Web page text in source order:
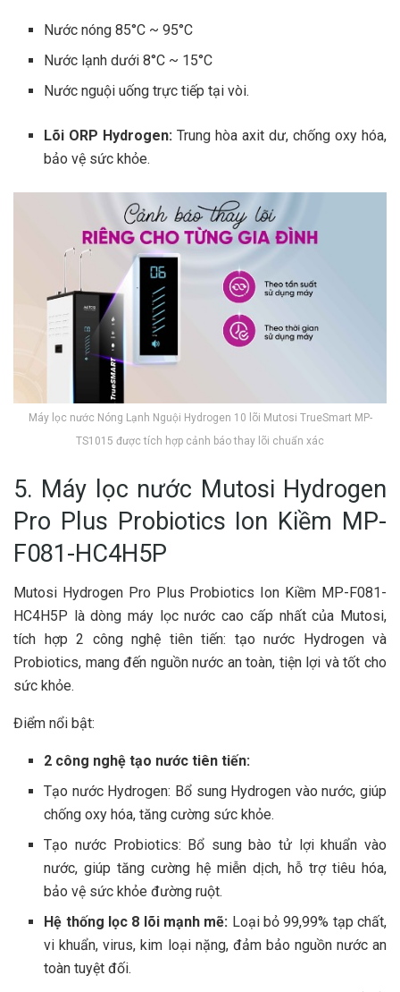
Nước nóng 85°C ~ 95°C
Nước lạnh dưới 8°C ~ 15°C
Nước nguội uống trực tiếp tại vòi.
Lõi ORP Hydrogen: Trung hòa axit dư, chống oxy hóa,
bảo vệ sức khỏe.
Máy lọc nước Nóng Lạnh Nguội Hydrogen 10 lõi Mutosi TrueSmart MP-
TS1015 được tích hợp cảnh báo thay lõi chuẩn xác
5. Máy lọc nước Mutosi Hydrogen
Pro Plus Probiotics Ion Kiềm MP-
F081-HC4H5P
Mutosi Hydrogen Pro Plus Probiotics Ion Kiềm MP-F081-
HC4H5P là dòng máy lọc nước cao cấp nhất của Mutosi,
tích hợp 2 công nghệ tiên tiến: tạo nước Hydrogen và
Probiotics, mang đến nguồn nước an toàn, tiện lợi và tốt cho
sức khỏe.
Điểm nổi bật:
2 công nghệ tạo nước tiên tiến:
Tạo nước Hydrogen: Bổ sung Hydrogen vào nước, giúp
chống oxy hóa, tăng cường sức khỏe.
Tạo nước Probiotics: Bổ sung bào tử lợi khuẩn vào
nước, giúp tăng cường hệ miễn dịch, hỗ trợ tiêu hóa,
bảo vệ sức khỏe đường ruột.
Hệ thống lọc 8 lõi mạnh mẽ: Loại bỏ 99,99% tạp chất,
vi khuẩn, virus, kim loại nặng, đảm bảo nguồn nước an
toàn tuyệt đối.